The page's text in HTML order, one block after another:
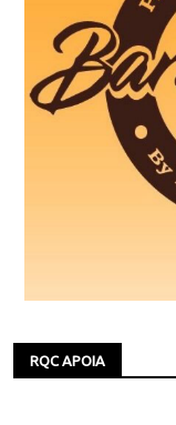
RQC APOIA